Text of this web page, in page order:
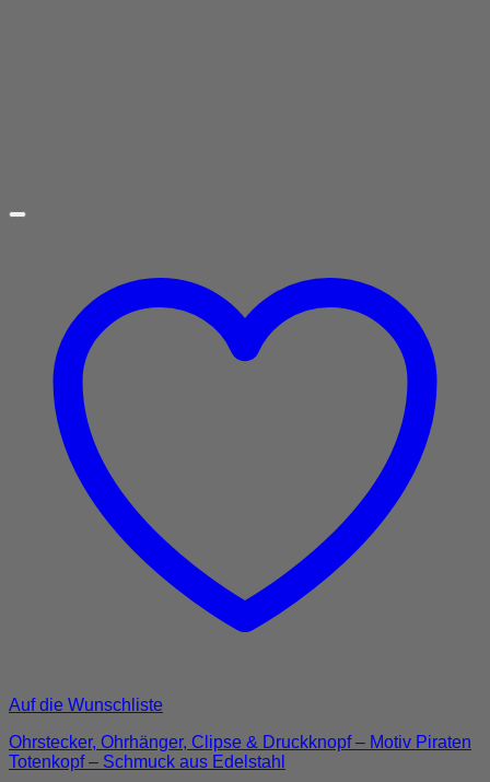
Auf die Wunschliste
Ohrstecker, Ohrhänger, Clipse & Druckknopf – Motiv Piraten
Totenkopf – Schmuck aus Edelstahl